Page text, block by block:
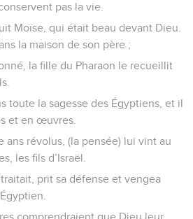
pas la vie.
Moïse, qui était beau devant Dieu.
la maison de son père ;
la fille du Pharaon le recueillit
toute la sagesse des Égyptiens, et il
et en œuvres.
ans révolus, (la pensée) lui vint au
les fils d’Israël.
prit sa défense et vengea
comprendraient que Dieu leur